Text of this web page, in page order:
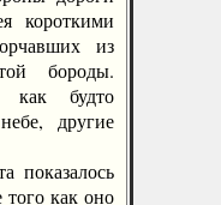
короткими
из
бороды.
как будто
другие
того как оно